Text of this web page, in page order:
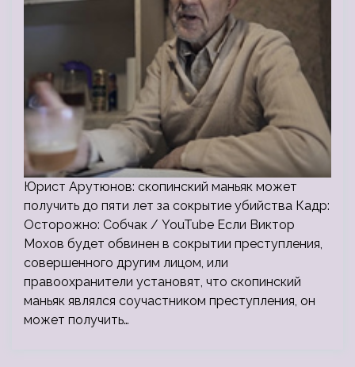
Юрист Арутюнов: скопинский маньяк может
получить до пяти лет за сокрытие убийства Кадр:
Осторожно: Собчак / YouTube Если Виктор
Мохов будет обвинен в сокрытии преступления,
совершенного другим лицом, или
правоохранители установят, что скопинский
маньяк являлся соучастником преступления, он
может получить…